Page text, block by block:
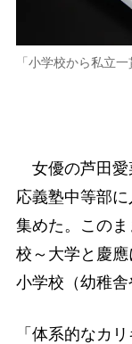
「小学校から私立
女優の芦田愛
応義塾中等部
集めた。この
校～大学と慶
小学校（幼稚舎
「体系的なカ